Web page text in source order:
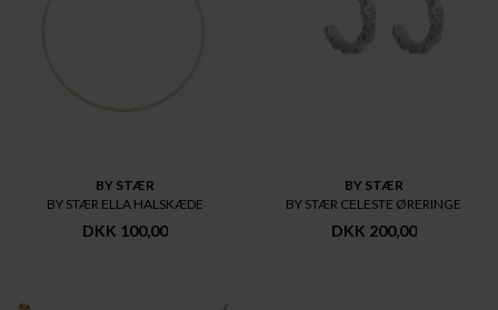
BY STÆR
BY STÆR ELLA HALSKÆDE
DKK 100,00
BY STÆR
BY STÆR CELESTE ØRERINGE
DKK 200,00